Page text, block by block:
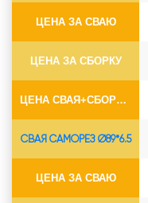
ЦЕНА ЗА СВАЮ
ЦЕНА ЗА СБОРКУ
ЦЕНА СВАЯ+СБОРКА (БЕЗ ОГОЛОВКА)
СВАЯ САМОРЕЗ Ø89*6.5
ЦЕНА ЗА СВАЮ